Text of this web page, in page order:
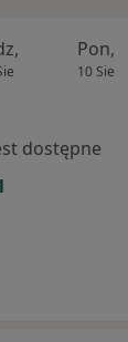
Pon,
10 Sie
dostępne